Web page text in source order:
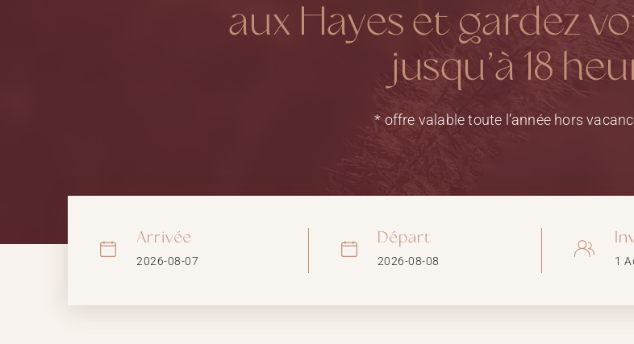
aux Hayes et gardez
jusqu’à 18
* offre valable toute l’année hors
Arrivée Départ